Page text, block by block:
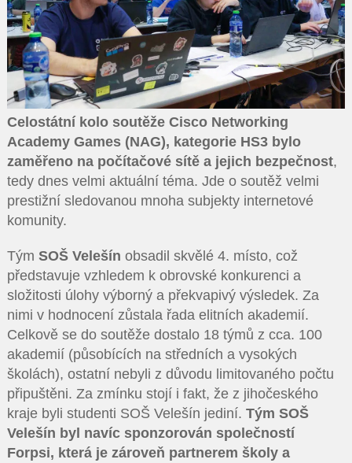
Celostátní kolo soutěže Cisco Networking
Academy Games (NAG), kategorie HS3 bylo
zaměřeno na počítačové sítě a jejich bezpečnost,
tedy dnes velmi aktuální téma. Jde o soutěž velmi
prestižní sledovanou mnoha subjekty internetové
komunity.
Tým SOŠ Velešín obsadil skvělé 4. místo, což
představuje vzhledem k obrovské konkurenci a
složitosti úlohy výborný a překvapivý výsledek. Za
nimi v hodnocení zůstala řada elitních akademií.
Celkově se do soutěže dostalo 18 týmů z cca. 100
akademií (působících na středních a vysokých
školách), ostatní nebyli z důvodu limitovaného počtu
připuštěni. Za zmínku stojí i fakt, že z jihočeského
kraje byli studenti SOŠ Velešín jediní. Tým SOŠ
Velešín byl navíc sponzorován společností
Forpsi, která je zároveň partnerem školy a